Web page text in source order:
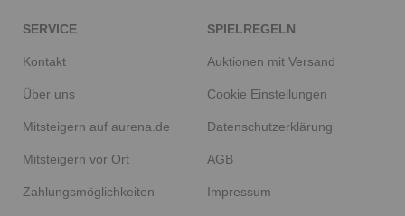
SERVICE
Kontakt
Über uns
Mitsteigern auf aurena.de
Mitsteigern vor Ort
Zahlungsmöglichkeiten
SPIELREGELN
Auktionen mit Versand
Cookie Einstellungen
Datenschutzerklärung
AGB
Impressum